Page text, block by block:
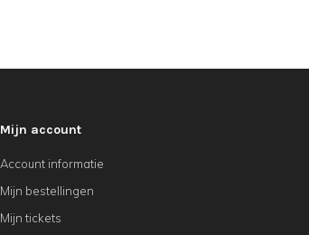
Mijn account
Account informatie
Mijn bestellingen
Mijn tickets